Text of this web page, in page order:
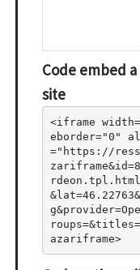
Code embed
site
<iframe
eborder="0"
="https://
azariframe>